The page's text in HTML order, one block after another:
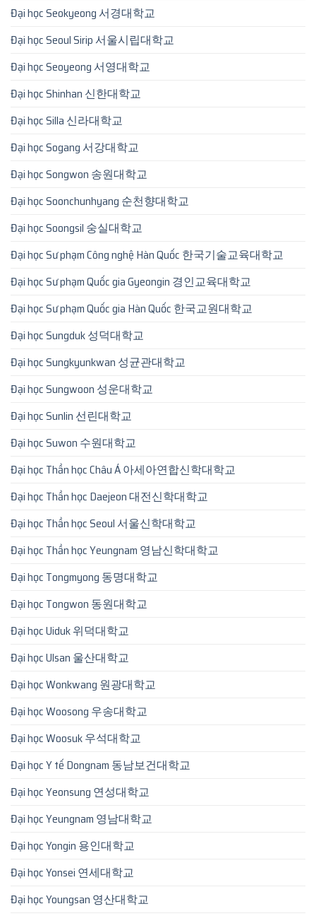
Đại học Seokyeong 서경대학교
Đại học Seoul Sirip 서울시립대학교
Đại học Seoyeong 서영대학교
Đại học Shinhan 신한대학교
Đại học Silla 신라대학교
Đại học Sogang 서강대학교
Đại học Songwon 송원대학교
Đại học Soonchunhyang 순천향대학교
Đại học Soongsil 숭실대학교
Đại học Sư phạm Công nghệ Hàn Quốc 한국기술교육대학교
Đại học Sư phạm Quốc gia Gyeongin 경인교육대학교
Đại học Sư phạm Quốc gia Hàn Quốc 한국교원대학교
Đại học Sungduk 성덕대학교
Đại học Sungkyunkwan 성균관대학교
Đại học Sungwoon 성운대학교
Đại học Sunlin 선린대학교
Đại học Suwon 수원대학교
Đại học Thần học Châu Á 아세아연합신학대학교
Đại học Thần học Daejeon 대전신학대학교
Đại học Thần học Seoul 서울신학대학교
Đại học Thần học Yeungnam 영남신학대학교
Đại học Tongmyong 동명대학교
Đại học Tongwon 동원대학교
Đại học Uiduk 위덕대학교
Đại học Ulsan 울산대학교
Đại học Wonkwang 원광대학교
Đại học Woosong 우송대학교
Đại học Woosuk 우석대학교
Đại học Y tế Dongnam 동남보건대학교
Đại học Yeonsung 연성대학교
Đại học Yeungnam 영남대학교
Đại học Yongin 용인대학교
Đại học Yonsei 연세대학교
Đại học Youngsan 영산대학교